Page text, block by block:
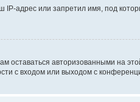
адрес или запретил имя, под
оставаться авторизованными на
с входом или выходом с